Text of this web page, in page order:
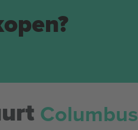
Columbus